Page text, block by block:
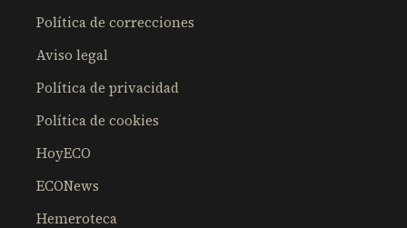
Política de correcciones
Aviso legal
Política de privacidad
Política de cookies
HoyECO
ECONews
Hemeroteca